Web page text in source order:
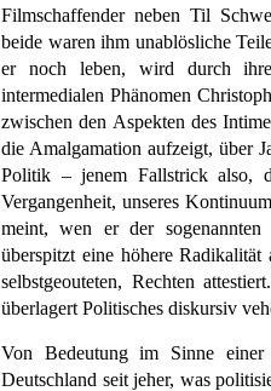
Filmschaffender neben Til
beide waren ihm unablösliche
er noch leben, wird durch ihre
intermedialen Phänomen
zwischen den Aspekten des
die Amalgamation aufzeigt, über
Politik – jenem Fallstrick also,
Vergangenheit, unseres
meint, wen er der
überspitzt eine höhere
selbstgeouteten, Rechten
überlagert Politisches diskursiv
Von Bedeutung im Sinne
Deutschland seit jeher, was